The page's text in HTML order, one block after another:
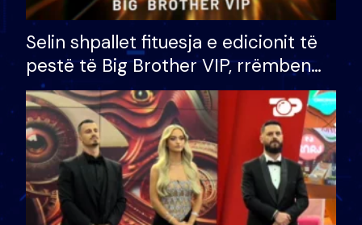
Selin shpallet fituesja e edicionit të
pestë të Big Brother VIP, rrëmben
çmimin e madh prej 100 mijë eurosh